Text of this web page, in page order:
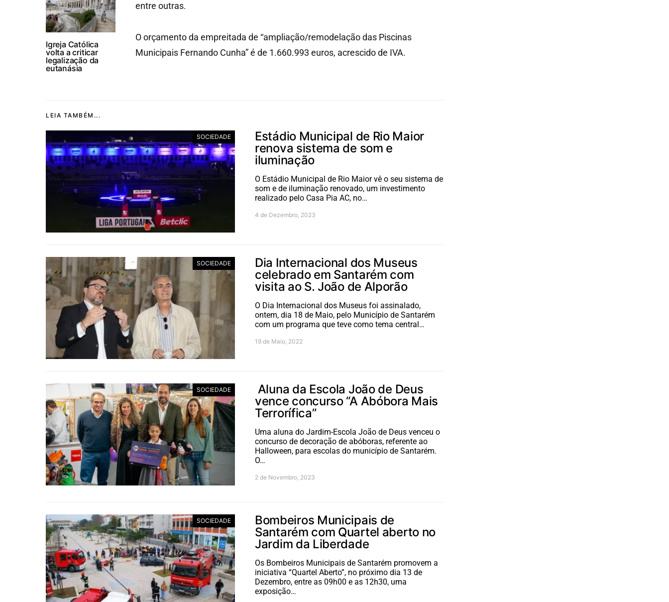
Igreja Católica
volta a criticar
legalização da
eutanásia
entre outras.
O orçamento da empreitada de “ampliação/remodelação das Piscinas
Municipais Fernando Cunha” é de 1.660.993 euros, acrescido de IVA.
LEIA TAMBÉM...
SOCIEDADE
Estádio Municipal de Rio Maior
renova sistema de som e
iluminação
O Estádio Municipal de Rio Maior vê o seu sistema de
som e de iluminação renovado, um investimento
realizado pelo Casa Pia AC, no…
4 de Dezembro, 2023
SOCIEDADE
Dia Internacional dos Museus
celebrado em Santarém com
visita ao S. João de Alporão
O Dia Internacional dos Museus foi assinalado,
ontem, dia 18 de Maio, pelo Município de Santarém
com um programa que teve como tema central…
19 de Maio, 2022
SOCIEDADE
Aluna da Escola João de Deus
vence concurso “A Abóbora Mais
Terrorífica”
Uma aluna do Jardim-Escola João de Deus venceu o
concurso de decoração de abóboras, referente ao
Halloween, para escolas do município de Santarém.
O…
2 de Novembro, 2023
SOCIEDADE
Bombeiros Municipais de
Santarém com Quartel aberto no
Jardim da Liberdade
Os Bombeiros Municipais de Santarém promovem a
iniciativa “Quartel Aberto”, no próximo dia 13 de
Dezembro, entre as 09h00 e as 12h30, uma
exposição…